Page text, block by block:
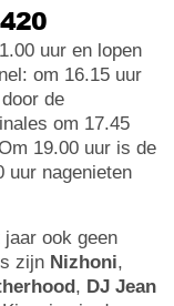
uur en lopen
om 16.15 uur
de
om 17.45
19.00 uur is de
uur nagenieten
ook geen
zijn Nizhoni,
, DJ Jean